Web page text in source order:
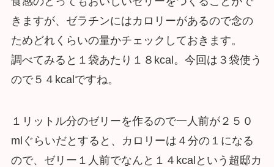
きますが、ゼラチンにはカロリーがあるので念の
ためどれくらいの量かチェックしておきます。
調べてみると１袋あたり１８kcal。今回は３袋使う
ので５４kcalですね。
１リットル分のゼリーを作るので一人前が２５０
mlぐらいだとすると、カロリーは４分の１になる
ので、ゼリー１人前でなんと１４kcalという超邸カ